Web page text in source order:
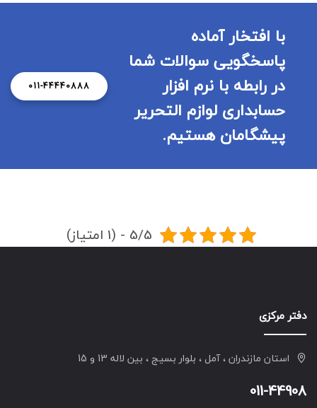
با افتخار آماده
پاسخگویی سوالات شما
در رابطه با نرم افزار
حسابداری لوازم التحریر
پیشگامان هستیم.
011-44440888
5/5 - (1 امتیاز)
دفتر مرکزی
استان مازندران ، آمل ، بلوار بسیج ، بین لاله 13 و 15
011-44908